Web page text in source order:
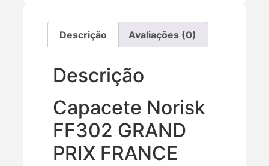
Descrição Avaliações (0)
Descrição
Capacete Norisk
FF302 GRAND
PRIX FRANCE